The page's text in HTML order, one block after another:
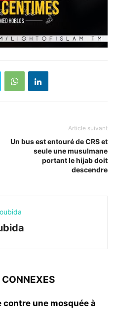
Article suivant
Un bus est entouré de CRS et
seule une musulmane
portant le hijab doit
descendre
contre une mosquée à